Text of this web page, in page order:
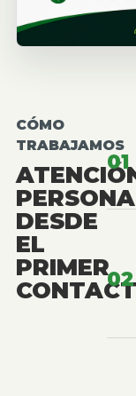
CÓMO
TRABAJAMOS
DESDE
EL
PRIMER
01
02